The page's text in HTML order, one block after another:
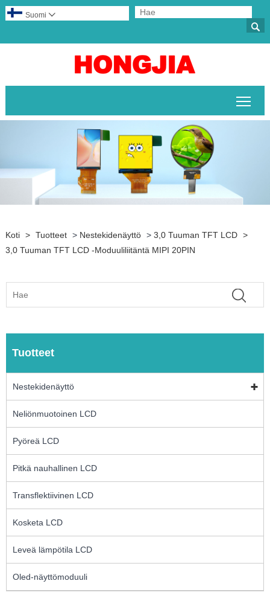

Suomi 
Koti > Tuotteet > Nestekidenäyttö > 3,0 Tuuman TFT LCD >
3,0 Tuuman TFT LCD -moduuliliitäntä MIPI 20PIN
Tuotteet
Nestekidenäyttö
Neliönmuotoinen LCD
Pyöreä LCD
Pitkä nauhallinen LCD
Transflektiivinen LCD
Kosketa LCD
Leveä lämpötila LCD
Oled-näyttömoduuli